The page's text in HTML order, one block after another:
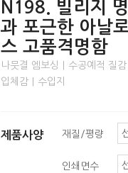
N198. 빌리지
과 포근한 아날
스 고품격명함
나뭇결 엠보싱｜수공예적 질
입체감｜수입지
제품사양 재질/평량
인쇄면수